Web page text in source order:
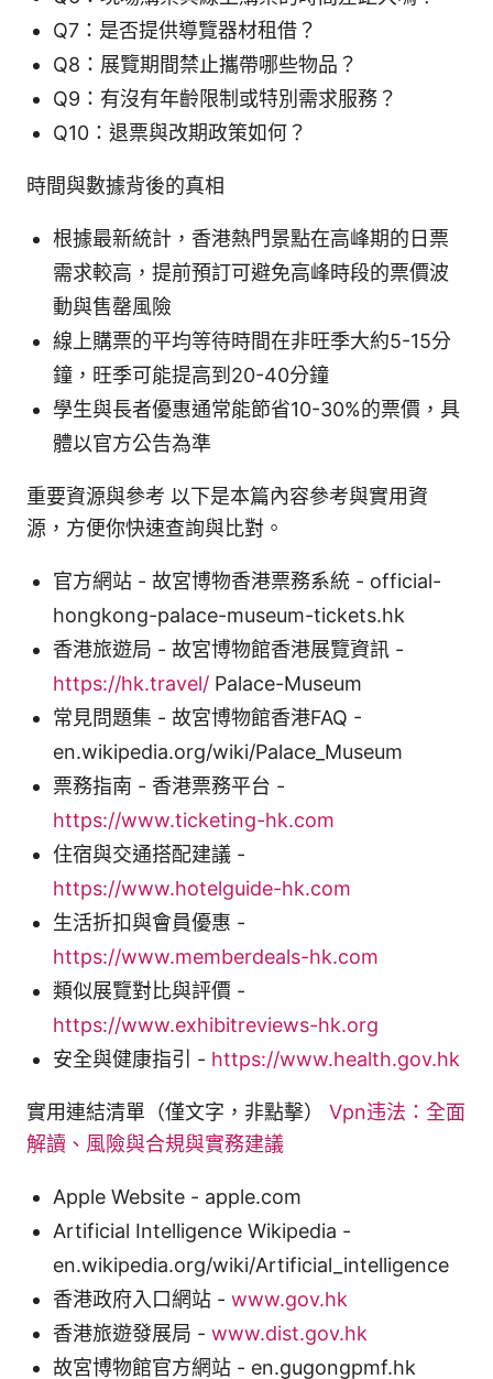
Q7：是否提供導覽器材租借？
Q8：展覽期間禁止攜帶哪些物品？
Q9：有沒有年齡限制或特別需求服務？
Q10：退票與改期政策如何？
時間與數據背後的真相
根據最新統計，香港熱門景點在高峰期的日票
需求較高，提前預訂可避免高峰時段的票價波
動與售罄風險
線上購票的平均等待時間在非旺季大約5-15分
鐘，旺季可能提高到20-40分鐘
學生與長者優惠通常能節省10-30%的票價，具
體以官方公告為準
重要資源與參考 以下是本篇內容參考與實用資
源，方便你快速查詢與比對。
官方網站 - 故宮博物香港票務系統 - official-
hongkong-palace-museum-tickets.hk
香港旅遊局 - 故宮博物館香港展覽資訊 -
https://hk.travel/ Palace-Museum
常見問題集 - 故宮博物館香港FAQ -
en.wikipedia.org/wiki/Palace_Museum
票務指南 - 香港票務平台 -
https://www.ticketing-hk.com
住宿與交通搭配建議 -
https://www.hotelguide-hk.com
生活折扣與會員優惠 -
https://www.memberdeals-hk.com
類似展覽對比與評價 -
https://www.exhibitreviews-hk.org
安全與健康指引 - https://www.health.gov.hk
實用連結清單（僅文字，非點擊） Vpn违法：全面
解讀、風險與合規與實務建議
Apple Website - apple.com
Artificial Intelligence Wikipedia -
en.wikipedia.org/wiki/Artificial_intelligence
香港政府入口網站 - www.gov.hk
香港旅遊發展局 - www.dist.gov.hk
故宮博物館官方網站 - en.gugongpmf.hk